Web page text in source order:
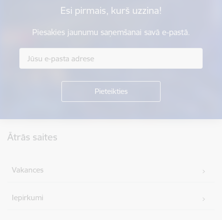
Esi pirmais, kurš uzzina!
Piesakies jaunumu saņemšanai savā e-pastā.
Ātrās saites
Vakances
Iepirkumi